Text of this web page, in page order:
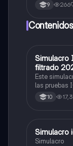
9 266
ICFES:
Simulacro
filtrado
Este
las pruebas
500/500. Y
quieras,
10
ICFES:
Simulacro
Simulacro